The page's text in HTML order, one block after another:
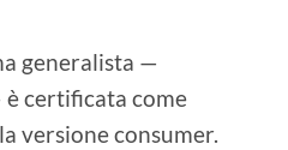
generalista —
certificata come
versione consumer.